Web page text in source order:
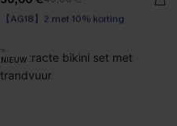
【AG18】2 met 10% korting
Op voorraad
NIEUW